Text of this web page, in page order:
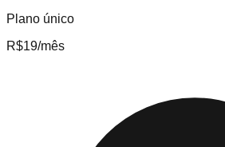
Plano único
R$19/mês